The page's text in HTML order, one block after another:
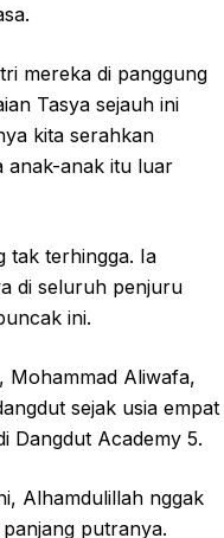
mereka di panggung
Tasya sejauh ini
kita serahkan
anak-anak itu luar
tak terhingga. Ia
di seluruh penjuru
ini.
Mohammad Aliwafa,
sejak usia empat
Dangdut Academy 5.
Alhamdulillah nggak
putranya.